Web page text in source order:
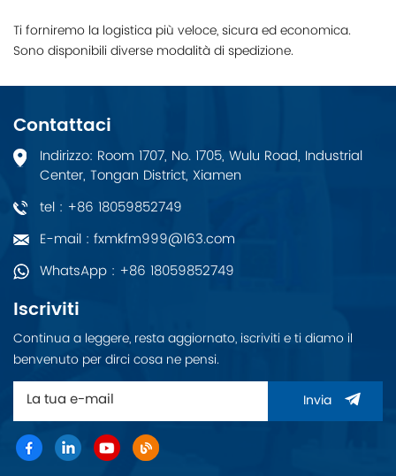
Ti forniremo la logistica più veloce, sicura ed economica.
Sono disponibili diverse modalità di spedizione.
Contattaci
Indirizzo: Room 1707, No. 1705, Wulu Road, Industrial
Center, Tongan District, Xiamen
tel : +86 18059852749
E-mail : fxmkfm999@163.com
WhatsApp : +86 18059852749
Iscriviti
Continua a leggere, resta aggiornato, iscriviti e ti diamo il
benvenuto per dirci cosa ne pensi.
Invia